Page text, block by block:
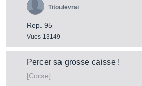
Rep. 95
Vues 13149
Titoulevrai
Percer sa grosse caisse !
[Corse]